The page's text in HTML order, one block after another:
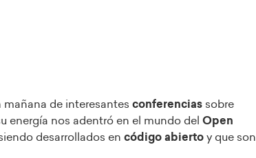
mañana de interesantes conferencias sobre
energía nos adentró en el mundo del Open
desarrollados en código abierto y que son